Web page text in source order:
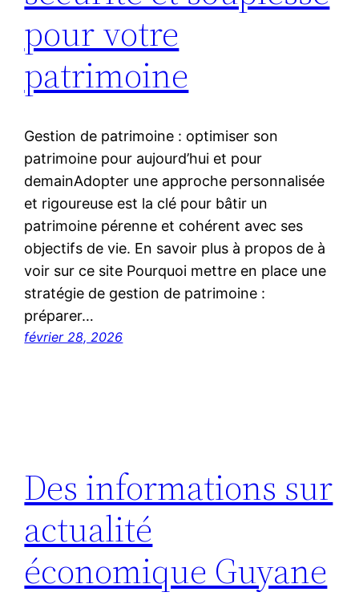
pour votre
patrimoine
Gestion de patrimoine : optimiser son
patrimoine pour aujourd’hui et pour
demainAdopter une approche personnalisée
et rigoureuse est la clé pour bâtir un
patrimoine pérenne et cohérent avec ses
objectifs de vie. En savoir plus à propos de à
voir sur ce site Pourquoi mettre en place une
stratégie de gestion de patrimoine :
préparer…
février 28, 2026
Des informations sur
actualité
économique Guyane